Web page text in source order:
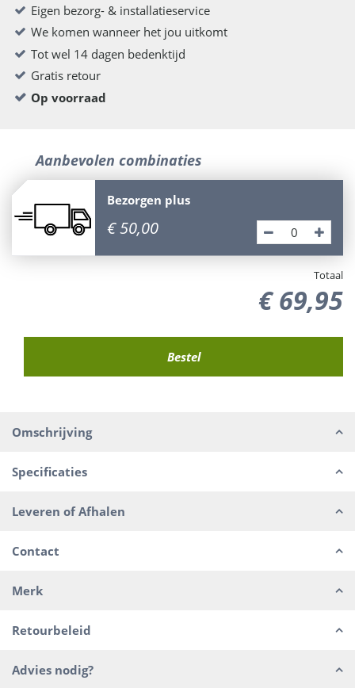
Eigen bezorg- & installatieservice
We komen wanneer het jou uitkomt
Tot wel 14 dagen bedenktijd
Gratis retour
Op voorraad
Aanbevolen combinaties
Bezorgen plus
€ 50,00
Totaal
€ 69,95
Omschrijving
Specificaties
Leveren of Afhalen
Contact
Merk
Retourbeleid
Advies nodig?